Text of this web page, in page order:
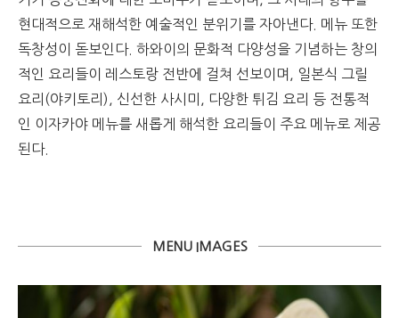
현대적으로 재해석한 예술적인 분위기를 자아낸다. 메뉴 또한
독창성이 돋보인다. 하와이의 문화적 다양성을 기념하는 창의
적인 요리들이 레스토랑 전반에 걸쳐 선보이며
일본식 그릴
요리 (야키토리 ), 신선한 사시미
다양한 튀김 요리 등 전통적
인 이자카야 메뉴를 새롭게 해석한 요리들이 주요 메뉴로 제공
된다.
MENU IMAGES